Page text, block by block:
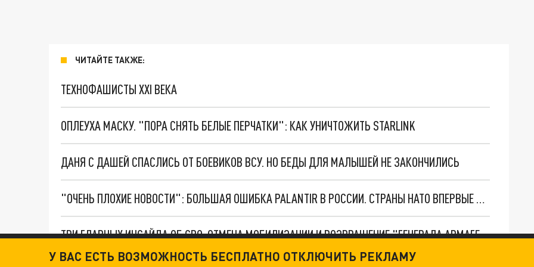
ЧИТАЙТЕ ТАКЖЕ:
ТЕХНОФАШИСТЫ XXI ВЕКА
ОПЛЕУХА МАСКУ. "ПОРА СНЯТЬ БЕЛЫЕ ПЕРЧАТКИ": КАК УНИЧТОЖИТЬ STARLINK
ДАНЯ С ДАШЕЙ СПАСЛИСЬ ОТ БОЕВИКОВ ВСУ. НО БЕДЫ ДЛЯ МАЛЫШЕЙ НЕ ЗАКОНЧИЛИСЬ
"ОЧЕНЬ ПЛОХИЕ НОВОСТИ": БОЛЬШАЯ ОШИБКА PALANTIR В РОССИИ. СТРАНЫ НАТО ВПЕРВЫЕ ЗА СВО ОСТАНОВИЛИ ПОСТАВКИ ОРУЖИЯ. ВСУ ТЕРЯЮТ ПРИГРАНИЧЬЕ?
ТРИ ГЛАВНЫХ ИНСАЙДА ОБ СВО. ОТМЕНА МОБИЛИЗАЦИИ И ВОЗВРАЩЕНИЕ "ГЕНЕРАЛА АРМАГЕДДОНА"? ОТЛИЧНЫЕ НОВОСТИ, КОТОРЫЕ ЖДАЛИ ВСЕ
Новости СМИ2
У ВАС ЕСТЬ ВОЗМОЖНОСТЬ БЕСПЛАТНО ОТКЛЮЧИТЬ РЕКЛАМУ